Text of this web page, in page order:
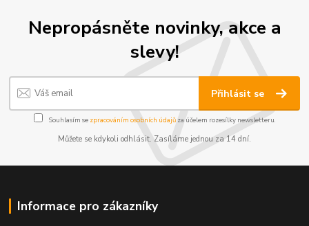
Nepropásněte novinky, akce a
slevy!
Přihlásit se
Souhlasím se zpracováním osobních údajůza účelem rozesílky newsletteru.
Můžete se kdykoli odhlásit. Zasíláme jednou za 14 dní.
Informace pro zákazníky